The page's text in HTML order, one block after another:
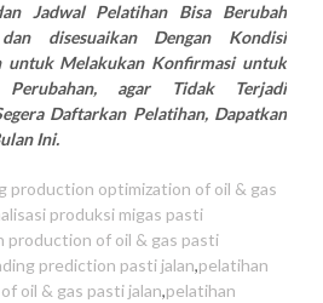
Jadwal Pelatihan Bisa Berubah
disesuaikan Dengan Kondisi
untuk Melakukan Konfirmasi untuk
Perubahan, agar Tidak Terjadi
Daftarkan Pelatihan, Dapatkan
Ini.
production optimization of oil & gas
produksi migas pasti
production of oil & gas pasti
prediction pasti jalan,pelatihan
oil & gas pasti jalan,pelatihan